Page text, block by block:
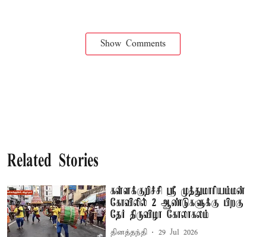
Show Comments
Related Stories
கள்ளக்குறிச்சி ஸ்ரீ முத்துமாரியம்மன்
கோவிலில் 2 ஆண்டுகளுக்கு பிறகு
தேர் திருவிழா கோலாகலம்
தினத்தந்தி 29 Jul 2026